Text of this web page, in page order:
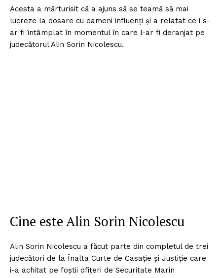
Acesta a mărturisit că a ajuns să se teamă să mai
lucreze la dosare cu oameni influenți și a relatat ce i s-
ar fi întâmplat în momentul în care l-ar fi deranjat pe
judecătorul Alin Sorin Nicolescu.
Cine este Alin Sorin Nicolescu
Alin Sorin Nicolescu a făcut parte din completul de trei
judecători de la Înalta Curte de Casație și Justiție care
i-a achitat pe foștii ofițeri de Securitate Marin